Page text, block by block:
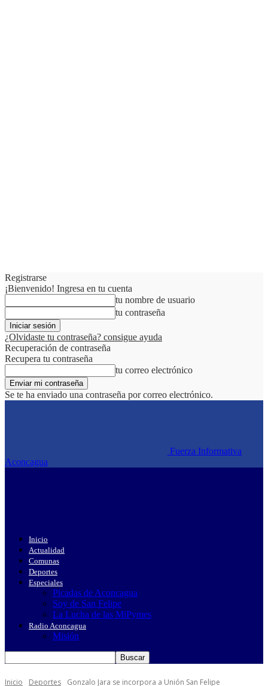
Registrarse
¡Bienvenido! Ingresa en tu cuenta
tu nombre de usuario
tu contraseña
¿Olvidaste tu contraseña? consigue ayuda
Recuperación de contraseña
Recupera tu contraseña
tu correo electrónico
Se te ha enviado una contraseña por correo electrónico.
Fuerza Informativa
Aconcagua
Inicio
Actualidad
Comunas
Deportes
Especiales
Picadas de Aconcagua
Soy de San Felipe
La Lucha de las MiPymes
Radio Aconcagua
Misión
Inicio Deportes Gonzalo Jara se incorpora a Unión San Felipe